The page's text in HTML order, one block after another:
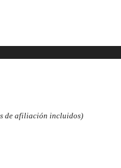
de afiliación incluidos)